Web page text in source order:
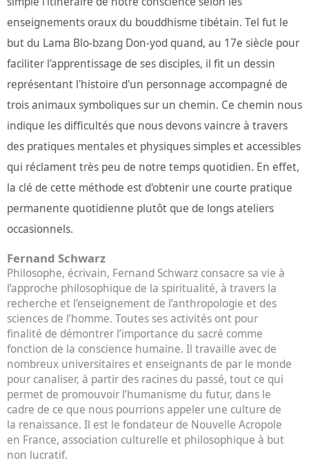
enseignements oraux du bouddhisme tibétain. Tel fut le
but du Lama Blo-bzang Don-yod quand, au 17e siècle pour
faciliter l'apprentissage de ses disciples, il fit un dessin
représentant l'histoire d'un personnage accompagné de
trois animaux symboliques sur un chemin. Ce chemin nous
indique les difficultés que nous devons vaincre à travers
des pratiques mentales et physiques simples et accessibles
qui réclament très peu de notre temps quotidien. En effet,
la clé de cette méthode est d'obtenir une courte pratique
permanente quotidienne plutôt que de longs ateliers
occasionnels.
Fernand Schwarz
Philosophe, écrivain, Fernand Schwarz consacre sa vie à
l’approche philosophique de la spiritualité, à travers la
recherche et l’enseignement de l’anthropologie et des
sciences de l’homme. Toutes ses activités ont pour
finalité de démontrer l’importance du sacré comme
fonction de la conscience humaine. Il travaille avec de
nombreux universitaires et enseignants de par le monde
pour canaliser, à partir des racines du passé, tout ce qui
permet de promouvoir l’humanisme du futur, dans le
cadre de ce que nous pourrions appeler une culture de
la renaissance. Il est le fondateur de Nouvelle Acropole
en France, association culturelle et philosophique à but
non lucratif.